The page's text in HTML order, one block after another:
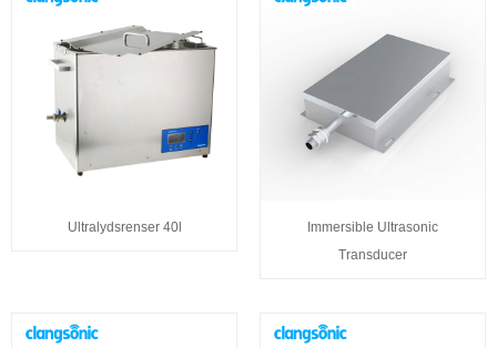
Ultralydsrenser 40l
Immersible Ultrasonic
Transducer